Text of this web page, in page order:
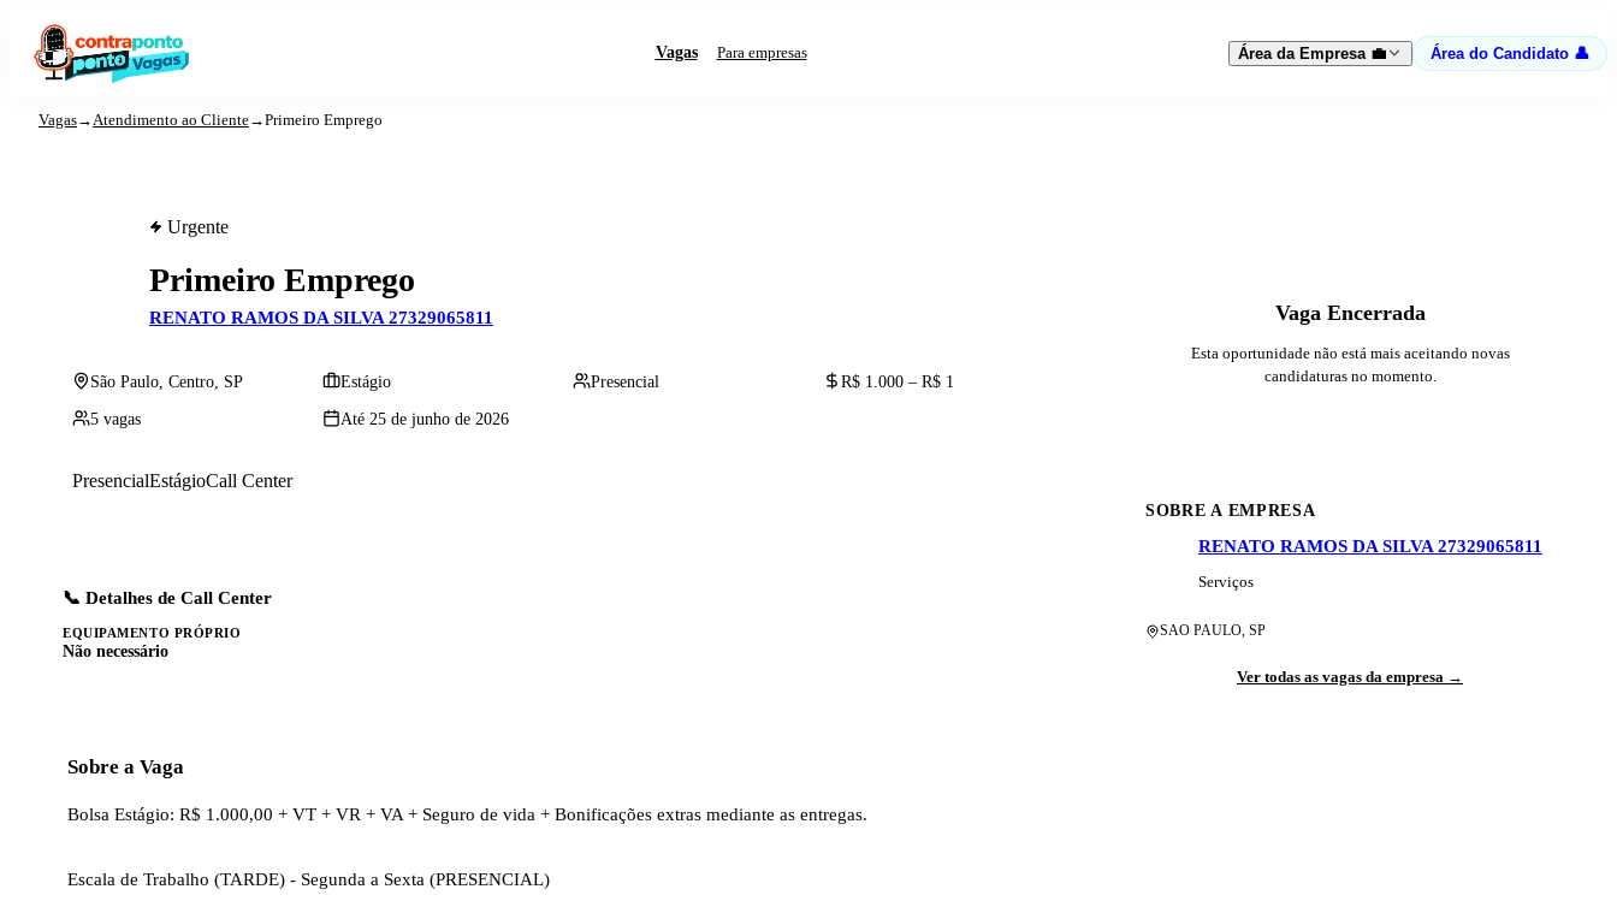
Vagas Para empresas Área da Empresa 💼 Área do Candidato 👤
Vagas→Atendimento ao Cliente→Primeiro Emprego
Urgente
Primeiro Emprego
RENATO RAMOS DA SILVA 27329065811
São Paulo, Centro, SP Estágio Presencial R$ 1.000 – R$ 1
5 vagas Até 25 de junho de 2026
PresencialEstágioCall Center
📞 Detalhes de Call Center
EQUIPAMENTO PRÓPRIO
Não necessário
Sobre a Vaga
Bolsa Estágio: R$ 1.000,00 + VT + VR + VA + Seguro de vida + Bonificações extras mediante as entregas.
Escala de Trabalho (TARDE) - Segunda a Sexta (PRESENCIAL)
Vaga Encerrada
Esta oportunidade não está mais aceitando novas
candidaturas no momento.
SOBRE A EMPRESA
RENATO RAMOS DA SILVA 27329065811
Serviços
SAO PAULO, SP
Ver todas as vagas da empresa →